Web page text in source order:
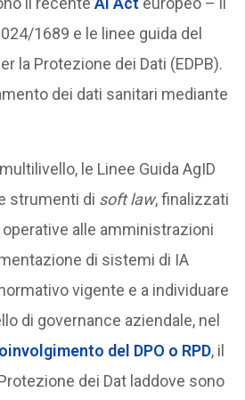
1689 e le linee guida del
la Protezione dei Dati (EDPB).
dei dati sanitari mediante
le Linee Guida AgID
strumenti di soft law, finalizzati
alle amministrazioni
di sistemi di IA
vigente e a individuare
di governance aziendale, nel
del DPO o RPD, il
dei Dat laddove sono